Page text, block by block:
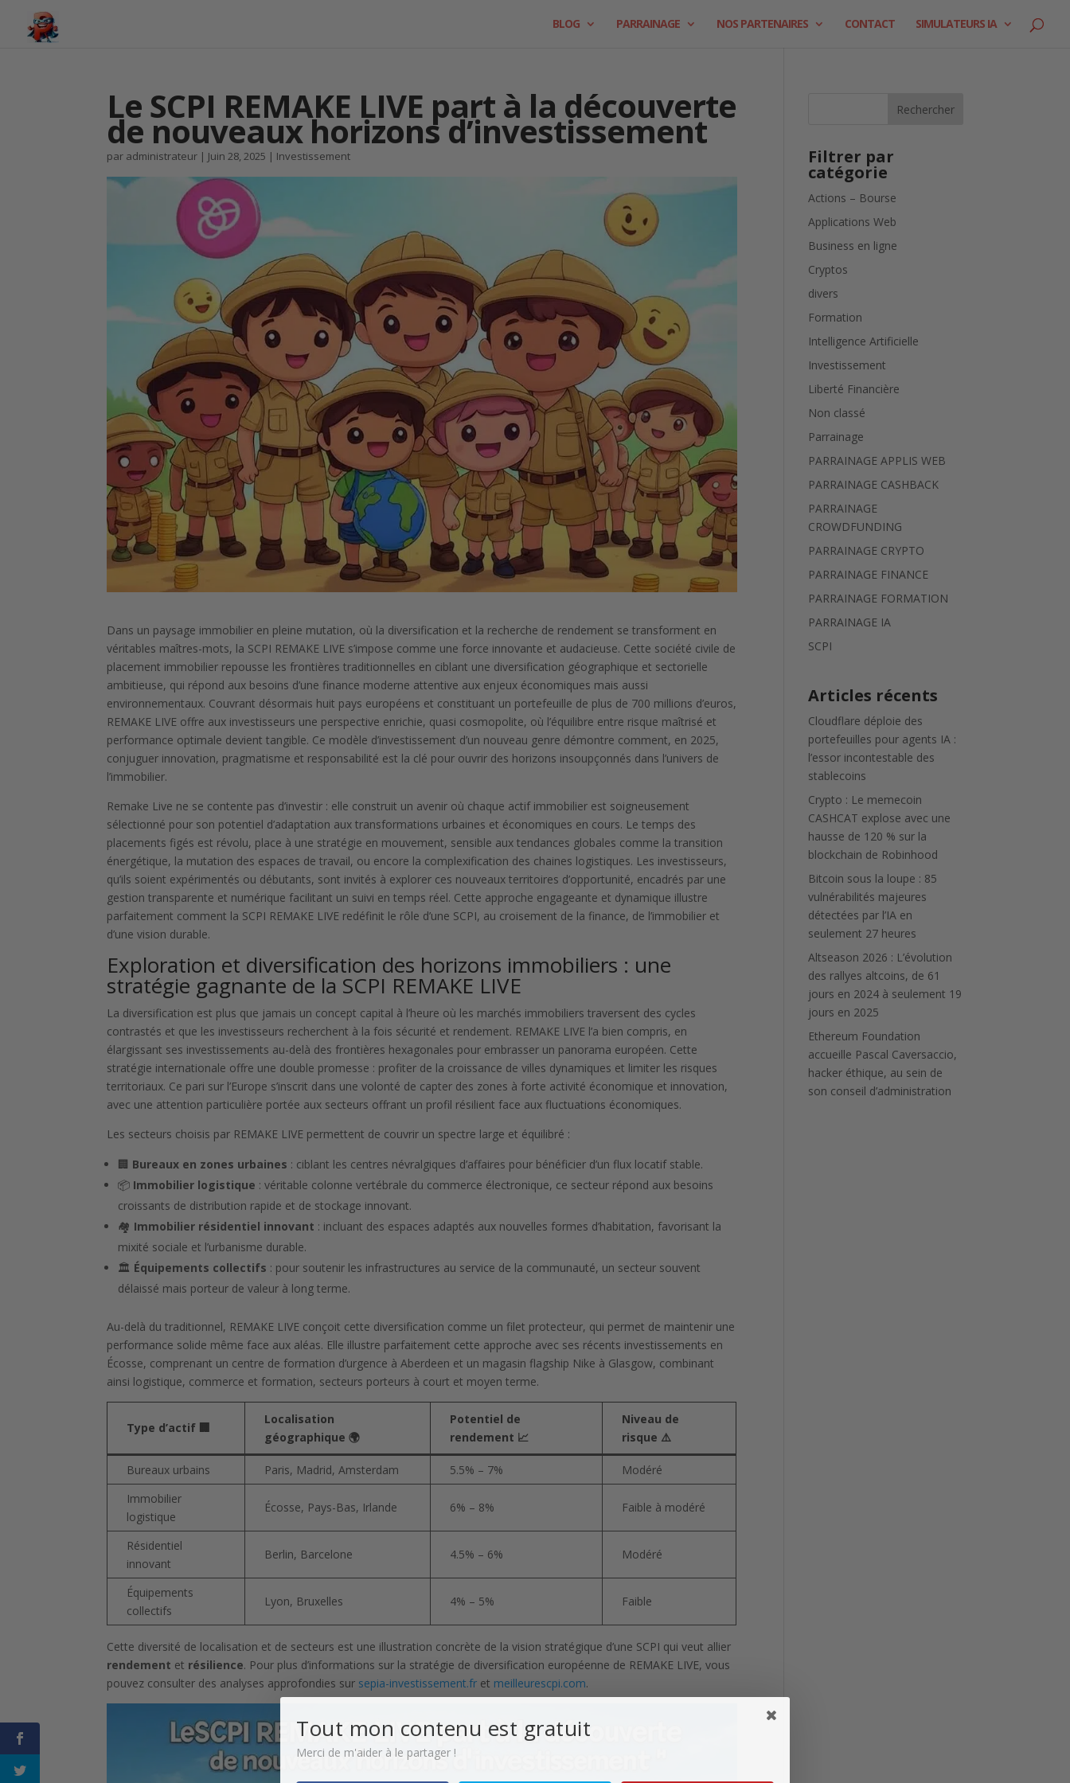
BLOG PARRAINAGE NOS PARTENAIRES CONTACT SIMULATEURS IA
Le SCPI REMAKE LIVE part à la découverte
de nouveaux horizons d’investissement
par administrateur | Juin 28, 2025 | Investissement
Dans un paysage immobilier en pleine mutation, où la diversification et la recherche de rendement se transforment en
véritables maîtres-mots, la SCPI REMAKE LIVE s’impose comme une force innovante et audacieuse. Cette société civile de
placement immobilier repousse les frontières traditionnelles en ciblant une diversification géographique et sectorielle
ambitieuse, qui répond aux besoins d’une finance moderne attentive aux enjeux économiques mais aussi
environnementaux. Couvrant désormais huit pays européens et constituant un portefeuille de plus de 700 millions d’euros,
REMAKE LIVE offre aux investisseurs une perspective enrichie, quasi cosmopolite, où l’équilibre entre risque maîtrisé et
performance optimale devient tangible. Ce modèle d’investissement d’un nouveau genre démontre comment, en 2025,
conjuguer innovation, pragmatisme et responsabilité est la clé pour ouvrir des horizons insoupçonnés dans l’univers de
l’immobilier.
Remake Live ne se contente pas d’investir : elle construit un avenir où chaque actif immobilier est soigneusement
sélectionné pour son potentiel d’adaptation aux transformations urbaines et économiques en cours. Le temps des
placements figés est révolu, place à une stratégie en mouvement, sensible aux tendances globales comme la transition
énergétique, la mutation des espaces de travail, ou encore la complexification des chaines logistiques. Les investisseurs,
qu’ils soient expérimentés ou débutants, sont invités à explorer ces nouveaux territoires d’opportunité, encadrés par une
gestion transparente et numérique facilitant un suivi en temps réel. Cette approche engageante et dynamique illustre
parfaitement comment la SCPI REMAKE LIVE redéfinit le rôle d’une SCPI, au croisement de la finance, de l’immobilier et
d’une vision durable.
Exploration et diversification des horizons immobiliers : une
stratégie gagnante de la SCPI REMAKE LIVE
La diversification est plus que jamais un concept capital à l’heure où les marchés immobiliers traversent des cycles
contrastés et que les investisseurs recherchent à la fois sécurité et rendement. REMAKE LIVE l’a bien compris, en
élargissant ses investissements au-delà des frontières hexagonales pour embrasser un panorama européen. Cette
stratégie internationale offre une double promesse : profiter de la croissance de villes dynamiques et limiter les risques
territoriaux. Ce pari sur l’Europe s’inscrit dans une volonté de capter des zones à forte activité économique et innovation,
avec une attention particulière portée aux secteurs offrant un profil résilient face aux fluctuations économiques.
Les secteurs choisis par REMAKE LIVE permettent de couvrir un spectre large et équilibré :
🏢 Bureaux en zones urbaines : ciblant les centres névralgiques d’affaires pour bénéficier d’un flux locatif stable.
📦 Immobilier logistique : véritable colonne vertébrale du commerce électronique, ce secteur répond aux besoins
croissants de distribution rapide et de stockage innovant.
🏘️ Immobilier résidentiel innovant : incluant des espaces adaptés aux nouvelles formes d’habitation, favorisant la
mixité sociale et l’urbanisme durable.
🏛️ Équipements collectifs : pour soutenir les infrastructures au service de la communauté, un secteur souvent
délaissé mais porteur de valeur à long terme.
Au-delà du traditionnel, REMAKE LIVE conçoit cette diversification comme un filet protecteur, qui permet de maintenir une
performance solide même face aux aléas. Elle illustre parfaitement cette approche avec ses récents investissements en
Écosse, comprenant un centre de formation d’urgence à Aberdeen et un magasin flagship Nike à Glasgow, combinant
ainsi logistique, commerce et formation, secteurs porteurs à court et moyen terme.
Type d’actif 🏢
Localisation
géographique 🌍
Potentiel de
rendement 📈
Niveau de
risque ⚠️
Bureaux urbains Paris, Madrid, Amsterdam 5.5% – 7%
Modéré
Immobilier
logistique
Écosse, Pays-Bas, Irlande 6% – 8% Faible à modéré
Résidentiel
innovant
Berlin, Barcelone 4.5% – 6% Modéré
Équipements
collectifs
Lyon, Bruxelles 4% – 5% Faible
Cette diversité de localisation et de secteurs est une illustration concrète de la vision stratégique d’une SCPI qui veut allier
rendement et résilience. Pour plus d’informations sur la stratégie de diversification européenne de REMAKE LIVE, vous
pouvez consulter des analyses approfondies sur sepia-investissement.fr et meilleurescpi.com.
Rechercher
Filtrer par
catégorie
Actions – Bourse
Applications Web
Business en ligne
Cryptos
divers
Formation
Intelligence Artificielle
Investissement
Liberté Financière
Non classé
Parrainage
PARRAINAGE APPLIS WEB
PARRAINAGE CASHBACK
PARRAINAGE
CROWDFUNDING
PARRAINAGE CRYPTO
PARRAINAGE FINANCE
PARRAINAGE FORMATION
PARRAINAGE IA
SCPI
Articles récents
Cloudflare déploie des
portefeuilles pour agents IA :
l’essor incontestable des
stablecoins
Crypto : Le memecoin
CASHCAT explose avec une
hausse de 120 % sur la
blockchain de Robinhood
Bitcoin sous la loupe : 85
vulnérabilités majeures
détectées par l’IA en
seulement 27 heures
Altseason 2026 : L’évolution
des rallyes altcoins, de 61
jours en 2024 à seulement 19
jours en 2025
Ethereum Foundation
accueille Pascal Caversaccio,
hacker éthique, au sein de
son conseil d’administration
Tout mon contenu est gratuit
Merci de m'aider à le partager !